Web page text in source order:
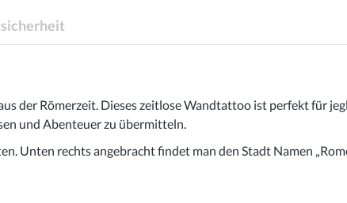
der Römerzeit. Dieses zeitlose Wandtattoo ist perfekt für
und Abenteuer zu übermitteln.
Unten rechts angebracht findet man den Stadt Namen